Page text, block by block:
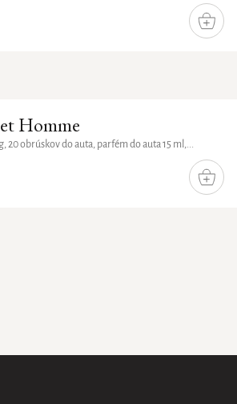
DO
Homme
DO
20 obrúskov do auta, parfém do auta 15 ml,...